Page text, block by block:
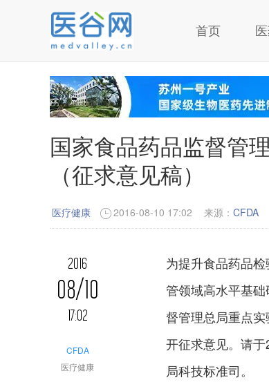
首页
国家食品药品监督管
（征求意见稿）
医疗健康 2016-08-10 17:02 来源： CFDA
2016
08/10
17:02
CFDA
医疗健康
为提升食品药品
管领域高水平基
督管理总局重点
开征求意见。请
局科技标准司。